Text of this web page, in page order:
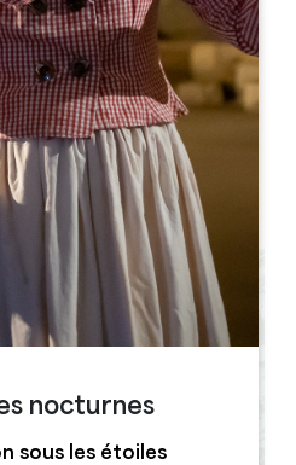
Leaflet
Salleboeuf
nocturnes
sous les étoiles